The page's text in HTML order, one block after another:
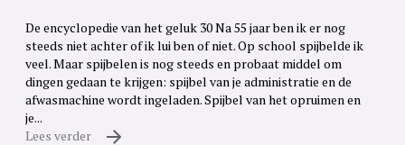
De encyclopedie van het geluk 30 Na 55 jaar ben ik er nog
steeds niet achter of ik lui ben of niet. Op school spijbelde ik
veel. Maar spijbelen is nog steeds en probaat middel om
dingen gedaan te krijgen: spijbel van je administratie en de
afwasmachine wordt ingeladen. Spijbel van het opruimen en
je...
Lees verder